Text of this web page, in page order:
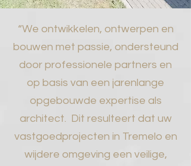
“We ontwikkelen, ontwerpen en
bouwen met passie, ondersteund
door professionele partners en
op basis van een jarenlange
opgebouwde expertise als
architect. Dit resulteert dat uw
vastgoedprojecten in Tremelo en
wijdere omgeving een veilige,